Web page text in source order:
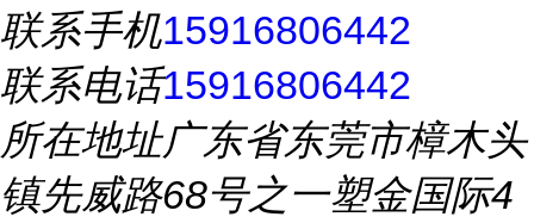
联系手机15916806442
联系电话15916806442
所在地址广东省东莞市樟木头
镇先威路68号之一塑金国际4